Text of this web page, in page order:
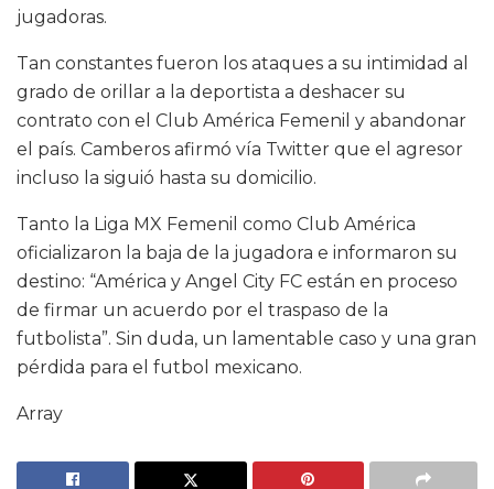
jugadoras.
Tan constantes fueron los ataques a su intimidad al
grado de orillar a la deportista a deshacer su
contrato con el Club América Femenil y abandonar
el país. Camberos afirmó vía Twitter que el agresor
incluso la siguió hasta su domicilio.
Tanto la Liga MX Femenil como Club América
oficializaron la baja de la jugadora e informaron su
destino: “América y Angel City FC están en proceso
de firmar un acuerdo por el traspaso de la
futbolista”. Sin duda, un lamentable caso y una gran
pérdida para el futbol mexicano.
Array